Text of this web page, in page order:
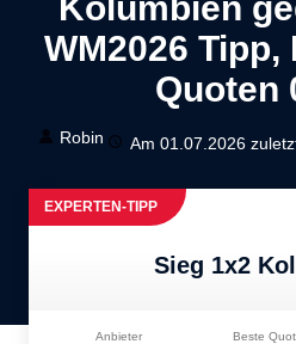
WM2026
Quoten
Robin Am 01.07.2026
EXPERTEN-TIPP
Sieg 1x2
Anbieter Beste